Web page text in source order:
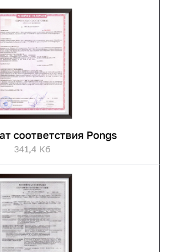
соответствия Pongs
341,4 Кб